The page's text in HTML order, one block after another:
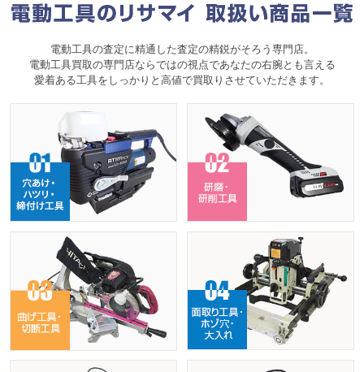
電動工具の査定に精通した査定の精鋭がそろう専門店。
電動工具買取の専門店ならではの視点であなたの右腕とも言える
愛着ある工具をしっかりと高値で買取りさせていただきます。